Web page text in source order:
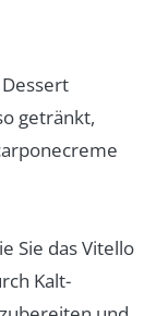
getränkt,
Sie das Vitello
Kalt-